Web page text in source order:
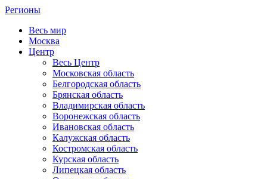
Регионы
Весь мир
Москва
Центр
Весь Центр
Московская область
Белгородская область
Брянская область
Владимирская область
Воронежская область
Ивановская область
Калужская область
Костромская область
Курская область
Липецкая область